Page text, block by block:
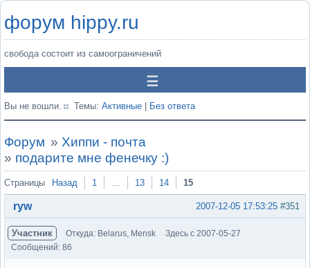
форум hippy.ru
свобода состоит из самоограничений
Вы не вошли. Темы: Активные Без ответа
Форум » Хиппи - почта
» подарите мне фенечку :)
Страницы Назад 1 … 13 14 15
#351
2007-12-05 17:53:25
ryw
Участник Откуда: Belarus, Mensk
Здесь с 2007-05-27
Сообщений: 86